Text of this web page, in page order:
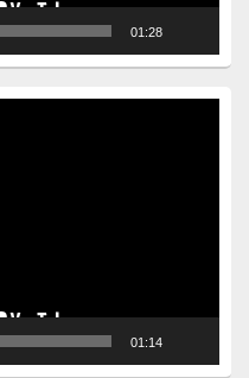
01:28
01:14